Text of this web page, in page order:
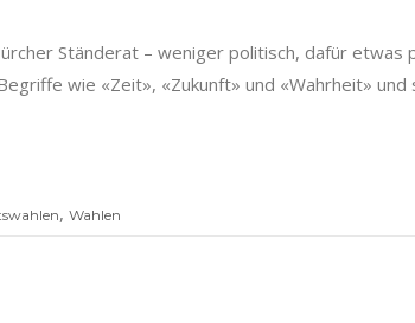
Ständerat – weniger politisch, dafür etwas
wie «Zeit», «Zukunft» und «Wahrheit»
, Wahlen